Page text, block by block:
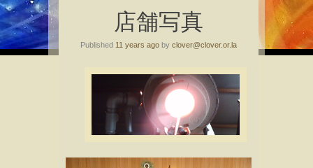
Skip
to
店舗写真
Published 11 years ago by clover@clover.or.la